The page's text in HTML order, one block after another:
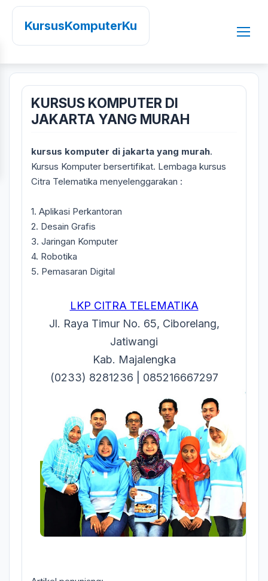
KursusKomputerKu
KURSUS KOMPUTER DI
JAKARTA YANG MURAH
kursus komputer di jakarta yang murah.
Kursus Komputer bersertifikat. Lembaga kursus
Citra Telematika menyelenggarakan :
1. Aplikasi Perkantoran
2. Desain Grafis
3. Jaringan Komputer
4. Robotika
5. Pemasaran Digital
LKP CITRA TELEMATIKA
Jl. Raya Timur No. 65, Ciborelang,
Jatiwangi
Kab. Majalengka
(0233) 8281236 | 085216667297